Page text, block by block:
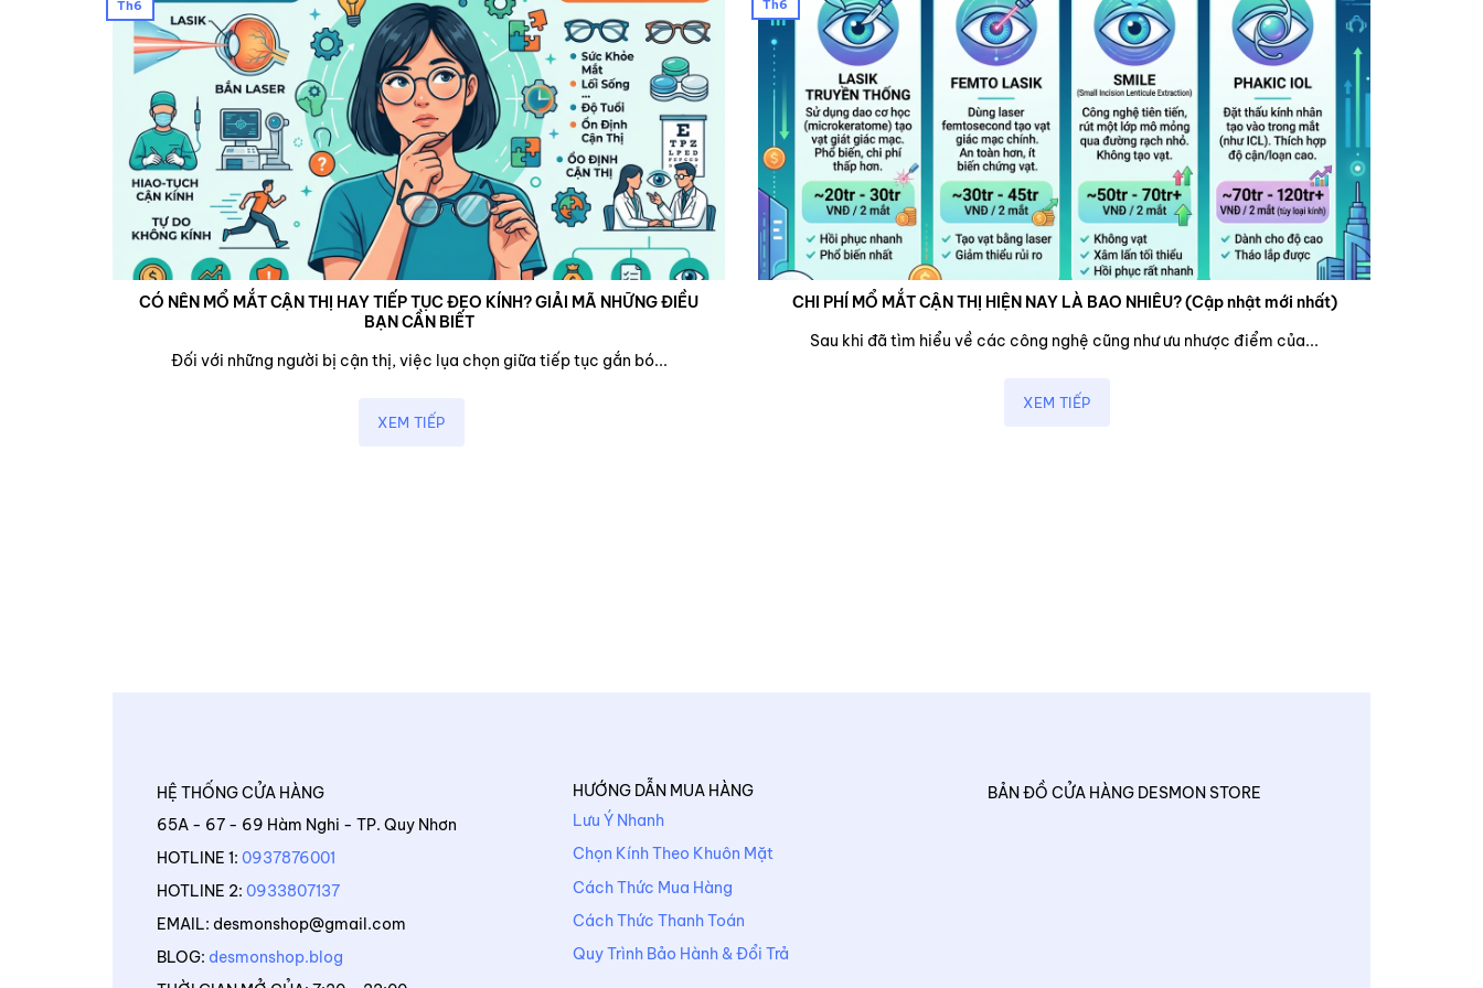
CÓ NÊN MỔ MẮT CẬN THỊ HAY TIẾP TỤC ĐEO KÍNH? GIẢI MÃ NHỮNG ĐIỀU
BẠN CẦN BIẾT
Đối với những người bị cận thị, việc lụa chọn giữa tiếp tục gắn bó...
XEM TIẾP
Th6
CHI PHÍ MỔ MẮT CẬN THỊ HIỆN NAY LÀ BAO NHIÊU? (Cập nhật mới nhất)
Sau khi đã tìm hiểu về các công nghệ cũng như ưu nhược điểm của...
XEM TIẾP
Th6
HỆ THỐNG CỬA HÀNG
65A - 67 - 69 Hàm Nghi - TP. Quy Nhơn
HOTLINE 1: 0937876001
HOTLINE 2: 0933807137
EMAIL: desmonshop@gmail.com
BLOG: desmonshop.blog
HƯỚNG DẪN MUA HÀNG
Lưu Ý Nhanh
Chọn Kính Theo Khuôn Mặt
Cách Thức Mua Hàng
Cách Thức Thanh Toán
Quy Trình Bảo Hành & Đổi Trả
BẢN ĐỒ CỬA HÀNG DESMON STORE